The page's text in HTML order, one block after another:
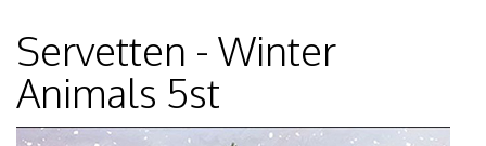
Servetten - Winter
Animals 5st